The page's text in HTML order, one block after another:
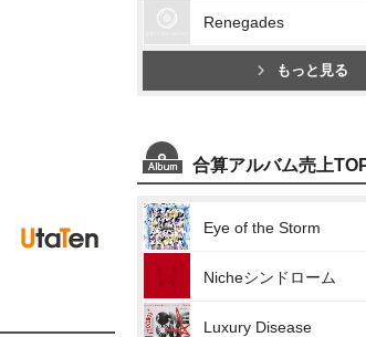
Renegades
もっと見る
合算アルバム売上
Eye of the Storm
Nicheシンドローム
Luxury Disease